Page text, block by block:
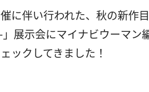
に伴い行われた、秋の新作
展示会にマイナビウーマン
ックしてきました！